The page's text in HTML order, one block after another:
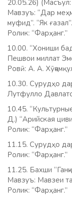
20.05.26)
Мавзуъ: “Дар
муфид”. “Як ғазал”.
Ролик: “Фарҳанг.”
10.00. “Хониши
Пешвои миллат
Ровӣ: А. А.
10.30. Сурудҳо
Лутфулло
10.45.
Д.) “Арийская
Ролик: “Фарҳанг.”
11.15. Сурудҳо
Ролик: “Фарҳанг.”
11.25. Бахши
Мавзуъ: Мавзеи
Ролик: “Фарҳанг.”